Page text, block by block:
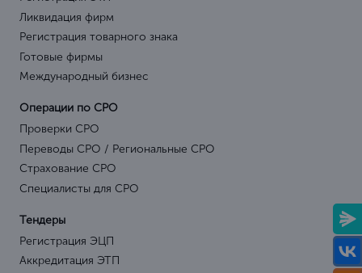
Ликвидация фирм
Регистрация товарного знака
Готовые фирмы
Международный бизнес
Операции по СРО
Проверки СРО
Переводы СРО / Региональные СРО
Страхование СРО
Специалисты для СРО
Тендеры
Регистрация ЭЦП
Аккредитация ЭТП